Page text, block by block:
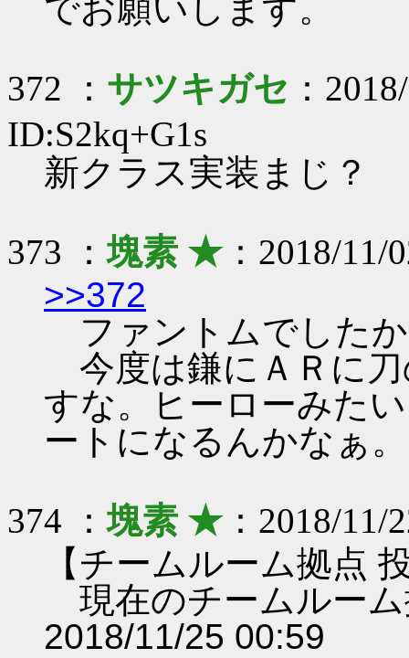
でお願いします。
372 ： サツキガセ ：
ID:S2kq+G1s
新クラス実装まじ？
373 ：塊素 ★：2018/11/
>>372
ファントムでした
今度は鎌にＡＲに
すな。ヒーローみた
ートになるんかなぁ。
374 ：塊素 ★：2018/11/
【チームルーム拠点
現在のチームルー
2018/11/25 00:59